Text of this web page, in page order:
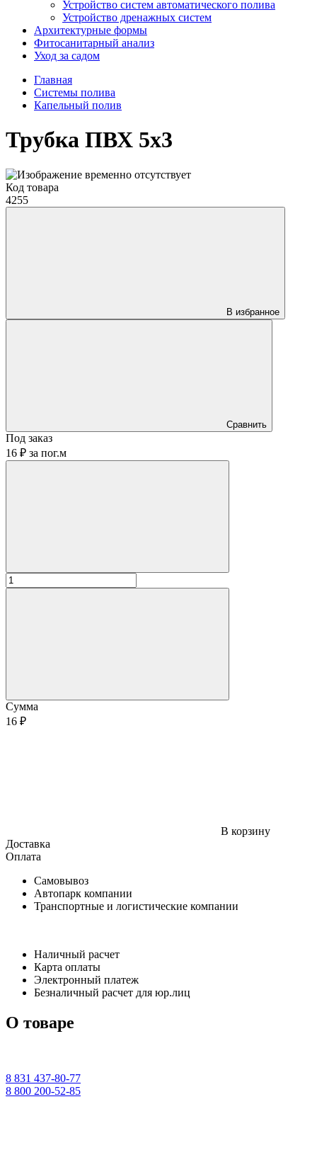
Устройство систем автоматического полива
Устройство дренажных систем
Aрхитектурные формы
Фитосанитарный анализ
Уход за садом
Главная
Системы полива
Капельный полив
Трубка ПВХ 5х3
Код товара
4255
В избранное
Сравнить
Под заказ
16 ₽ за пог.м
Сумма
16 ₽
В корзину
Доставка
Оплата
Самовывоз
Автопарк компании
Транспортные и логистические компании
Наличный расчет
Карта оплаты
Электронный платеж
Безналичный расчет для юр.лиц
О товаре
8 831 437-80-77
8 800 200-52-85